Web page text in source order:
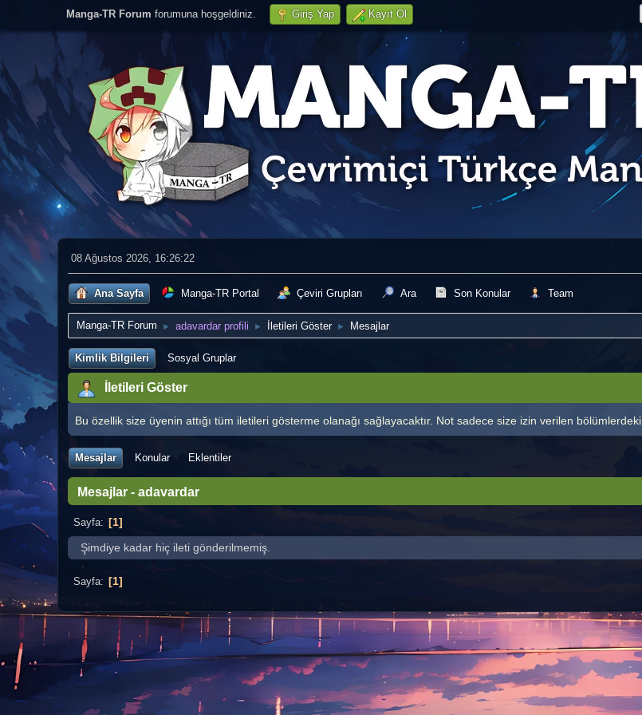
Manga-TR Forum forumuna hoşgeldiniz. Giriş Yap Kayıt Ol
08 Ağustos 2026, 16:26:22
Ana Sayfa Manga-TR Portal Çeviri Grupları Ara Son Konular Team
Manga-TR Forum ► adavardar profili ► İletileri Göster ► Mesajlar
Kimlik Bilgileri Sosyal Gruplar
İletileri Göster
Bu özellik size üyenin attığı tüm iletileri gösterme olanağı sağlayacaktır. Not sadece size izin verilen
Mesajlar Konular Eklentiler
Mesajlar - adavardar
Sayfa
1
Şimdiye kadar hiç ileti gönderilmemiş.
Sayfa 1